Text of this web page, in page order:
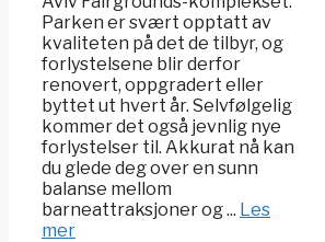
Parken er svært opptatt av
kvaliteten på det de tilbyr, og
forlystelsene blir derfor
renovert, oppgradert eller
byttet ut hvert år. Selvfølgelig
kommer det også jevnlig nye
forlystelser til. Akkurat nå kan
du glede deg over en sunn
balanse mellom
barneattraksjoner og ... Les
mer